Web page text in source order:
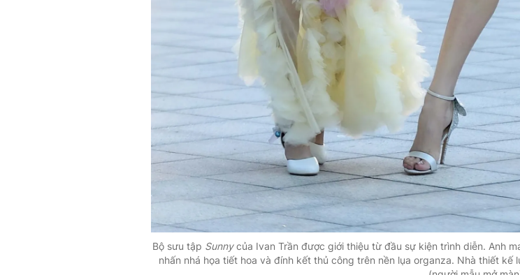
Bộ sưu tập Sunnycủa Ivan Trần được giới thiệu từ đầu sự kiện trình diễn. Anh
nhấn nhá họa tiết hoa và đính kết thủ công trên nền lụa organza. Nhà thiết